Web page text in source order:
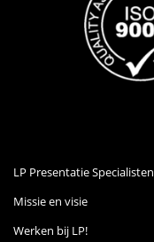
LP Presentatie Specialisten
Missie en visie
Werken bij LP!